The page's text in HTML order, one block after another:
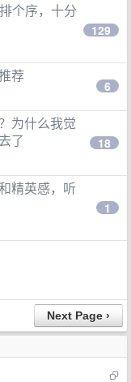
个序，十分
129
荐
6
为什么我觉
了
18
精英感，听
1